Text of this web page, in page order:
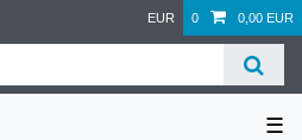
EUR 0 0,00 EUR
☰